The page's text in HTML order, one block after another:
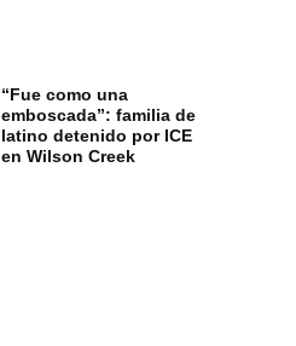
“Fue como una
emboscada”: familia de
latino detenido por ICE
en Wilson Creek